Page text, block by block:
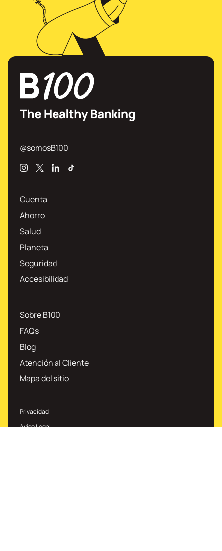
@somosB100
InstagramLinkedin
Cuenta
Ahorro
Salud
Planeta
Seguridad
Accesibilidad
Sobre B100
FAQs
Blog
Atención al Cliente
Mapa del sitio
Privacidad
Aviso Legal